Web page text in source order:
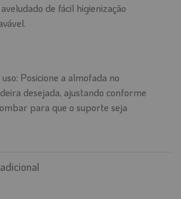
de fácil higienização
Posicione a almofada no
desejada, ajustando conforme
para que o suporte seja